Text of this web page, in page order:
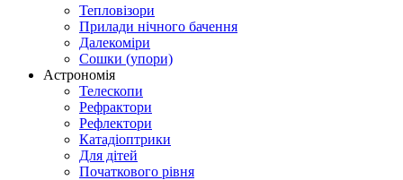
Тепловізори
Прилади нічного бачення
Далекоміри
Сошки (упори)
Астрономія
Телескопи
Рефрактори
Рефлектори
Катадіоптрики
Для дітей
Початкового рівня